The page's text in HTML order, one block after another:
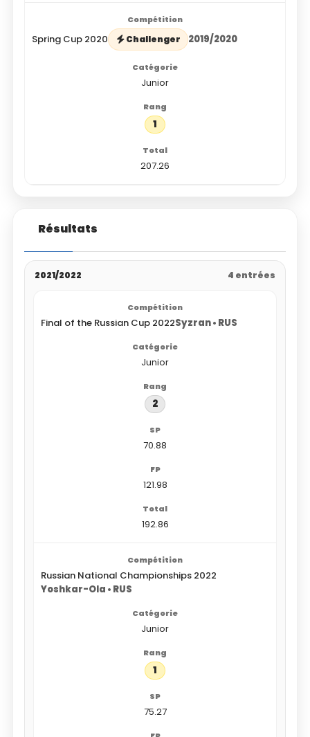
Spring Cup 2020 Challenger 2019/2020
Junior
1
207.26
Résultats
2021/2022 4 entrées
Final of the Russian Cup 2022Syzran • RUS
Junior
2
70.88
121.98
192.86
Russian National Championships 2022
Yoshkar-Ola • RUS
Junior
1
75.27